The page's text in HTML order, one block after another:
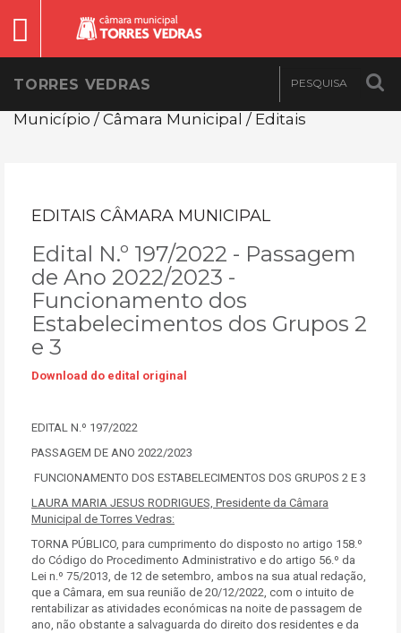
TORRES VEDRAS
Município / Câmara Municipal / Editais
EDITAIS CÂMARA MUNICIPAL
Edital N.º 197/2022 - Passagem
de Ano 2022/2023 -
Funcionamento dos
Estabelecimentos dos Grupos 2
e 3
Download do edital original
EDITAL N.º 197/2022
PASSAGEM DE ANO 2022/2023
FUNCIONAMENTO DOS ESTABELECIMENTOS DOS GRUPOS 2 E 3
LAURA MARIA JESUS RODRIGUES, Presidente da Câmara
Municipal de Torres Vedras:
TORNA PÚBLICO, para cumprimento do disposto no artigo 158.º
do Código do Procedimento Administrativo e do artigo 56.º da
Lei n.º 75/2013, de 12 de setembro, ambos na sua atual redação,
que a Câmara, em sua reunião de 20/12/2022, com o intuito de
rentabilizar as atividades económicas na noite de passagem de
ano, não obstante a salvaguarda do direito dos residentes e da